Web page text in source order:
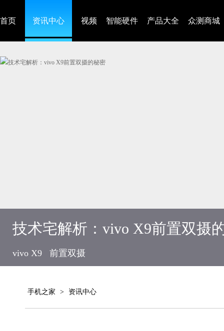
首页 资讯中心 视频 智能硬件 产品大全 众测商城
技术宅解析：vivo X9前置双摄
vivo X9 前置双摄
手机之家 > 资讯中心